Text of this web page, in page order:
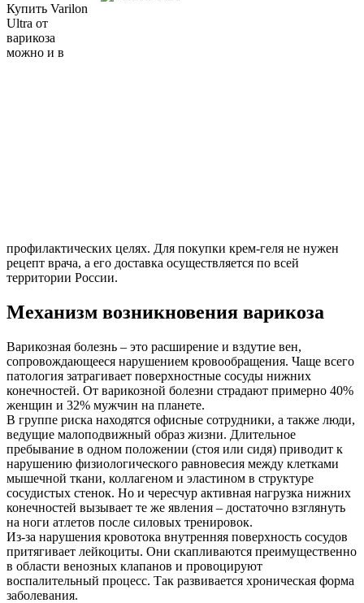
Купить Varilon
Ultra от
варикоза
можно и в
профилактических целях. Для покупки крем-геля не нужен
рецепт врача, а его доставка осуществляется по всей
территории России.
Механизм возникновения варикоза
Варикозная болезнь – это расширение и вздутие вен,
сопровождающееся нарушением кровообращения. Чаще всего
патология затрагивает поверхностные сосуды нижних
конечностей. От варикозной болезни страдают примерно 40%
женщин и 32% мужчин на планете.
В группе риска находятся офисные сотрудники, а также люди,
ведущие малоподвижный образ жизни. Длительное
пребывание в одном положении (стоя или сидя) приводит к
нарушению физиологического равновесия между клетками
мышечной ткани, коллагеном и эластином в структуре
сосудистых стенок. Но и чересчур активная нагрузка нижних
конечностей вызывает те же явления – достаточно взглянуть
на ноги атлетов после силовых тренировок.
Из-за нарушения кровотока внутренняя поверхность сосудов
притягивает лейкоциты. Они скапливаются преимущественно
в области венозных клапанов и провоцируют
воспалительный процесс. Так развивается хроническая форма
заболевания.